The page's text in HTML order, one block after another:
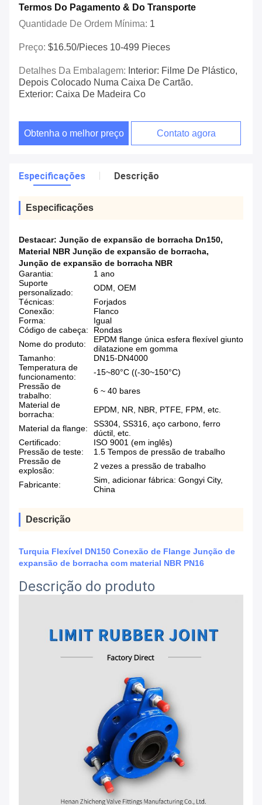
Termos Do Pagamento & Do Transporte
Quantidade De Ordem Mínima: 1
Preço: $16.50/pieces 10-499 Pieces
Detalhes Da Embalagem: Interior: Filme De Plástico,
Depois Colocado Numa Caixa De Cartão.
Exterior: Caixa De Madeira Co
Obtenha o melhor preço Contato agora
Especificações Descrição
Especificações
Destacar: Junção de expansão de borracha Dn150,
Material NBR Junção de expansão de borracha,
Junção de expansão de borracha NBR
Garantia:
1 ano
Suporte
personalizado:
ODM, OEM
Técnicas:
Forjados
Conexão:
Flanco
Forma:
Igual
Código de cabeça:
Rondas
Nome do produto:
EPDM flange única esfera flexível giunto
dilatazione em gomma
Tamanho:
DN15-DN4000
Temperatura de
funcionamento:
-15~80°C ((-30~150°C)
Pressão de
trabalho:
6 ~ 40 bares
Material de
borracha:
EPDM, NR, NBR, PTFE, FPM, etc.
Material da flange:
SS304, SS316, aço carbono, ferro
dúctil, etc.
Certificado:
ISO 9001 (em inglês)
Pressão de teste:
1.5 Tempos de pressão de trabalho
Pressão de
explosão:
2 vezes a pressão de trabalho
Fabricante:
Sim, adicionar fábrica: Gongyi City,
China
Descrição
Turquia Flexível DN150 Conexão de Flange Junção de
expansão de borracha com material NBR PN16
Descrição do produto